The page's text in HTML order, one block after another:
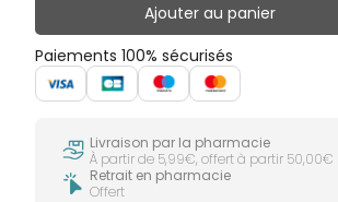
Ajouter au panier
Paiements 100% sécurisés
Livraison par la pharmacie
À partir de 5,99€, offert à partir 50,00€
Retrait en pharmacie
Offert